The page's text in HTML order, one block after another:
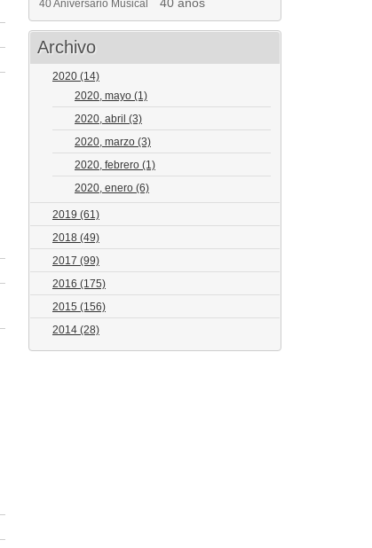
40 Aniversario Musical
Archivo
2020 (14)
2020, mayo (1)
2020, abril (3)
2020, marzo (3)
2020, febrero (1)
2020, enero (6)
2019 (61)
2018 (49)
2017 (99)
2016 (175)
2015 (156)
2014 (28)